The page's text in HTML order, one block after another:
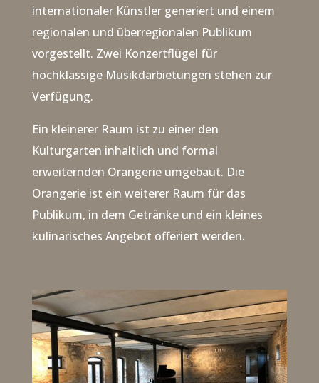
internationaler Künstler generiert und einem
regionalen und überregionalen Publikum
vorgestellt. Zwei Konzertflügel für
hochklassige Musikdarbietungen stehen zur
Verfügung.
Ein kleinerer Raum ist zu einer den
Kulturgarten inhaltlich und formal
erweiternden Orangerie umgebaut. Die
Orangerie ist ein weiterer Raum für das
Publikum, in dem Getränke und ein kleines
kulinarisches Angebot offeriert werden.